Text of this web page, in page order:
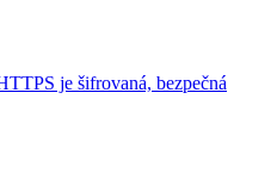
je šifrovaná, bezpečná